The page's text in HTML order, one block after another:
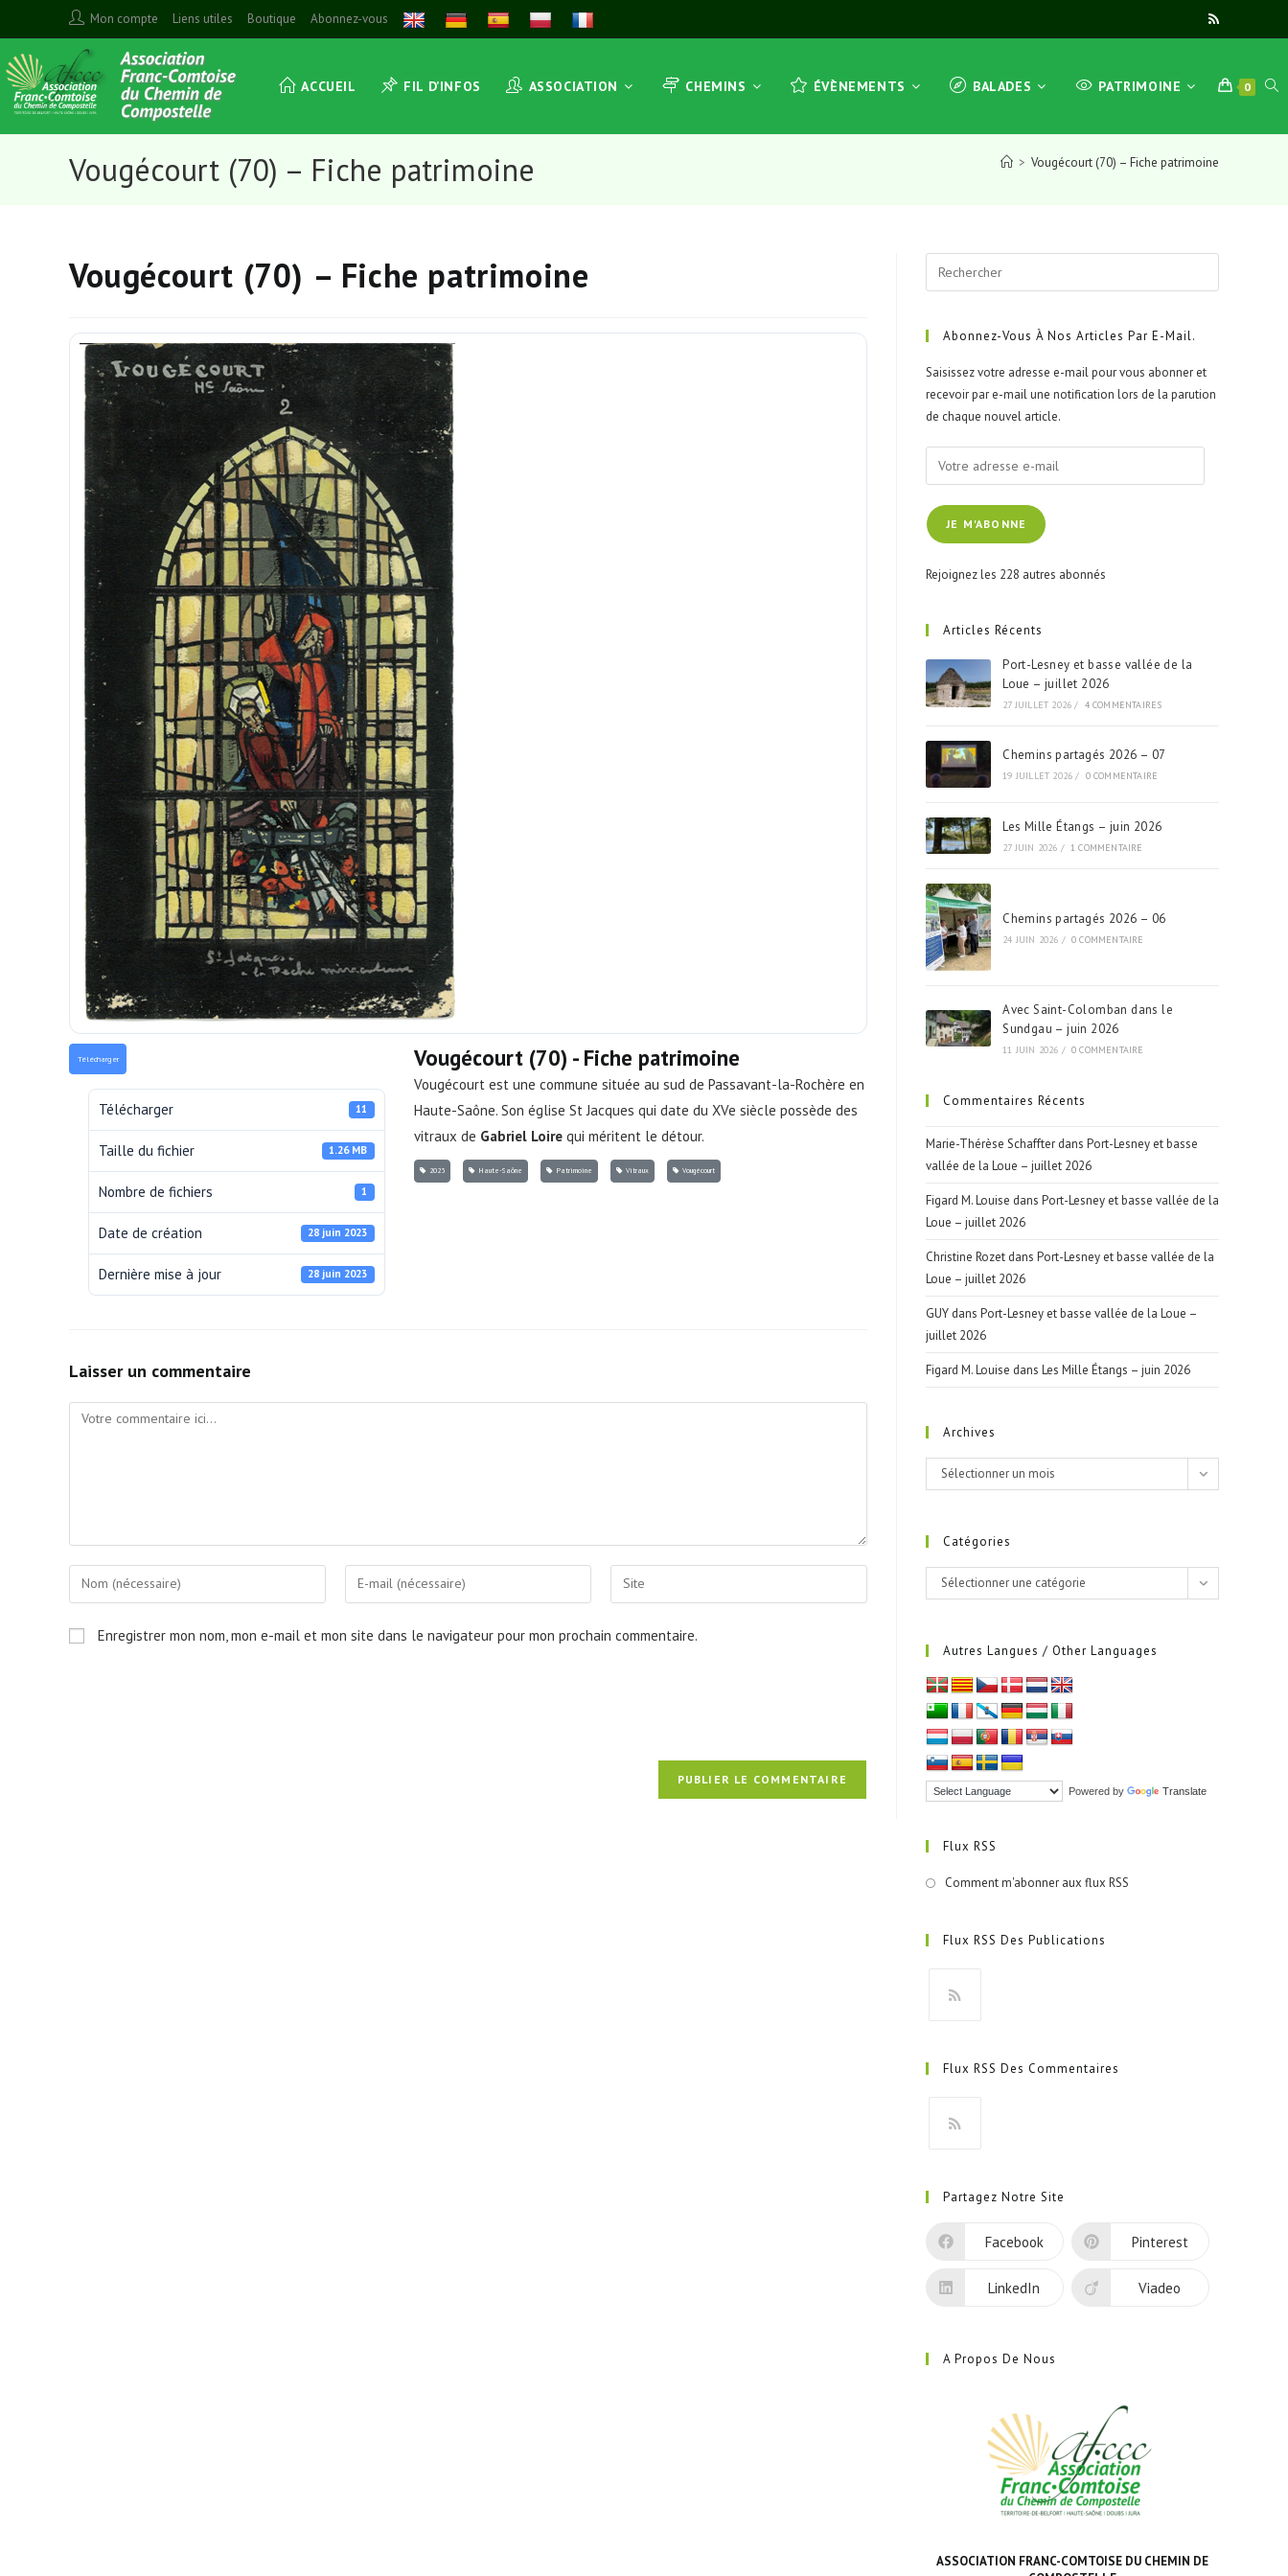
to
content
Mon compte Liens utiles Boutique Abonnez-vous
ACCUEIL FIL D’INFOS ASSOCIATION CHEMINS ÉVÈNEMENTS BALADES PATRIMOINE 0
Vougécourt (70) – Fiche patrimoine > Vougécourt (70) – Fiche patrimoine
Vougécourt (70) – Fiche patrimoine
Télécharger
Télécharger 11
Taille du fichier 1.26 MB
Nombre de fichiers 1
Date de création 28 juin 2023
Dernière mise à jour 28 juin 2023
Vougécourt (70) - Fiche patrimoine
Vougécourt est une commune située au sud de Passavant-la-Rochère en
Haute-Saône. Son église St Jacques qui date du XVe siècle possède des
vitraux de Gabriel Loirequi méritent le détour.
2023 Haute-Saône Patrimoine Vitraux Vougécourt
Laisser un commentaire
Comment
Enter
your
or
Enter
your
Saisir
l’URL
Enregistrer mon nom, mon e-mail et mon site dans le navigateur pour mon prochain commentaire.
Escape
Abonnez-Vous À Nos Articles Par E-Mail.
Saisissez votre adresse e-mail pour vous abonner et
recevoir par e-mail une notification lors de la parution
de chaque nouvel article.
Votre
adresse
e-
mailJE M'ABONNE
Rejoignez les 228 autres abonnés
Articles Récents
Port-Lesney et basse vallée de la
Loue – juillet 2026
27 JUILLET 2026 / 4 COMMENTAIRES
Chemins partagés 2026 – 07
19 JUILLET 2026 / 0 COMMENTAIRE
Les Mille Étangs – juin 2026
27 JUIN 2026 / 1 COMMENTAIRE
Chemins partagés 2026 – 06
24 JUIN 2026 / 0 COMMENTAIRE
Avec Saint-Colomban dans le
Sundgau – juin 2026
11 JUIN 2026 / 0 COMMENTAIRE
Commentaires Récents
Marie-Thérèse Schaffter dans Port-Lesney et basse
vallée de la Loue – juillet 2026
Figard M. Louise dans Port-Lesney et basse vallée de la
Loue – juillet 2026
Christine Rozet dans Port-Lesney et basse vallée de la
Loue – juillet 2026
GUY dans Port-Lesney et basse vallée de la Loue –
juillet 2026
Figard M. Louise dans Les Mille Étangs – juin 2026
Archives
Archives
Sélectionner un mois
Catégories
Catégories
Sélectionner une catégorie
Autres Langues / Other Languages
Powered by Translate
Flux RSS
Comment m'abonner aux flux RSS
Flux RSS Des Publications
un
onglet
Flux RSS Des Commentaires
un
nouvel
Partagez Notre Site
Facebook Pinterest
LinkedIn Viadeo
A Propos De Nous
ASSOCIATION FRANC-COMTOISE DU CHEMIN DE